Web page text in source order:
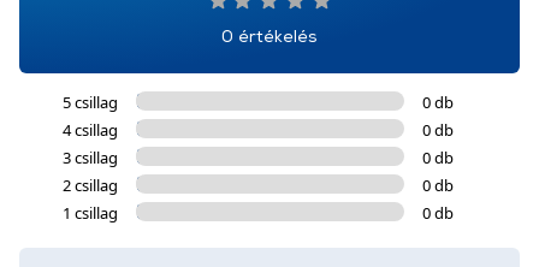
0 értékelés
5 csillag
0 db
4 csillag
0 db
3 csillag
0 db
2 csillag
0 db
1 csillag
0 db